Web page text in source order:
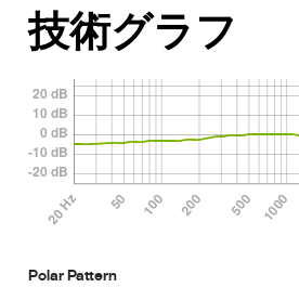
技術グラフ
Polar Pattern